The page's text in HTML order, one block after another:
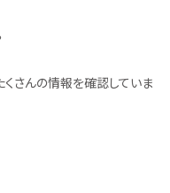
さんの情報を確認していま